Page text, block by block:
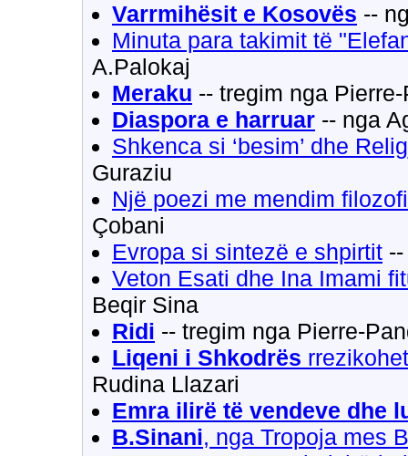
Varrmihësit e Kosovës --
Minuta para takimit të
A.Palokaj
Meraku -- tregim nga
Diaspora e harruar -- nga
Shkenca si ‘besim’ dhe
Guraziu
Një poezi me mendim
Çobani
Evropa si sintezë e shpirtit
Veton Esati dhe Ina Imami
Beqir Sina
Ridi -- tregim nga Pierre-
Liqeni i Shkodrës
Rudina Llazari
Emra ilirë të vendeve dhe
B.Sinani, nga Tropoja mes